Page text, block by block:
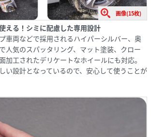
画像(15枚)
える！シミに配慮した専用設計
車両などで採用されるハイパーシルバー、奥
人気のスパッタリング、マット塗装、クロー
加工されたデリケートなホイールにも対応。
い設計となっているので、安心して使うことが